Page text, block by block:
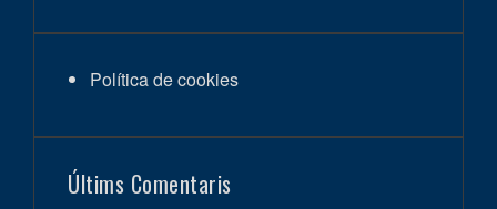
Política de cookies
Últims Comentaris